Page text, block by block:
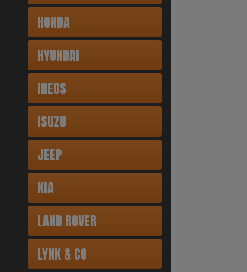
HONDA
HYUNDAI
INEOS
ISUZU
JEEP
KIA
LAND ROVER
LYNK & CO